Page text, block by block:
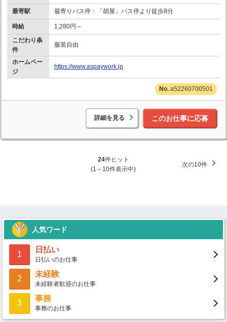
最寄駅 最寄りバス停：「胡屋」バス停より徒歩8分
時給
1,280円～
こだわり条
件
服装自由
ホームペー
ジ
https://www.aspaywork.jp
a52260700501
詳細を見る このお仕事に応募
24件ヒット
(1～10件表示中)
次の10件
人気ワード
1
日払い
日払いのお仕事
2
未経験
未経験者歓迎のお仕事
3
事務
事務のお仕事